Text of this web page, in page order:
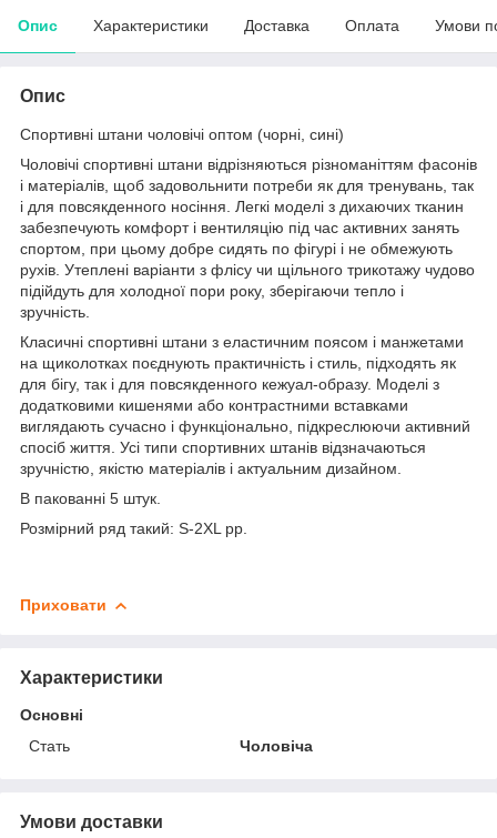
Опис Характеристики Доставка Оплата Умови
Опис
Спортивні штани чоловічі оптом (чорні, сині)
Чоловічі спортивні штани відрізняються різноманіттям фасонів
і матеріалів, щоб задовольнити потреби як для тренувань, так
і для повсякденного носіння. Легкі моделі з дихаючих тканин
забезпечують комфорт і вентиляцію під час активних занять
спортом, при цьому добре сидять по фігурі і не обмежують
рухів. Утеплені варіанти з флісу чи щільного трикотажу чудово
підійдуть для холодної пори року, зберігаючи тепло і
зручність.
Класичні спортивні штани з еластичним поясом і манжетами
на щиколотках поєднують практичність і стиль, підходять як
для бігу, так і для повсякденного кежуал-образу. Моделі з
додатковими кишенями або контрастними вставками
виглядають сучасно і функціонально, підкреслюючи активний
спосіб життя. Усі типи спортивних штанів відзначаються
зручністю, якістю матеріалів і актуальним дизайном.
В пакованні 5 штук.
Розмірний ряд такий: S-2XL pp.
Приховати
Характеристики
Основні
Стать
Чоловіча
Умови доставки